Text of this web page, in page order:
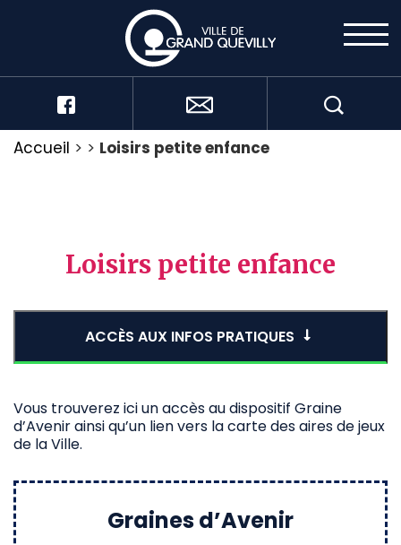
Accueil > > Loisirs petite enfance
Loisirs petite enfance
ACCÈS AUX INFOS PRATIQUES
Vous trouverez ici un accès au dispositif Graine
d’Avenir ainsi qu’un lien vers la carte des aires de jeux
de la Ville.
Graines d’Avenir